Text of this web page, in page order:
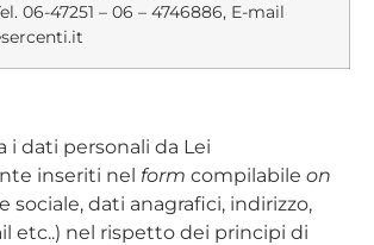
06-47251 – 06 – 4746886, E-mail
i dati personali da Lei
inseriti nel form compilabile on
sociale, dati anagrafici, indirizzo,
etc..) nel rispetto dei principi di